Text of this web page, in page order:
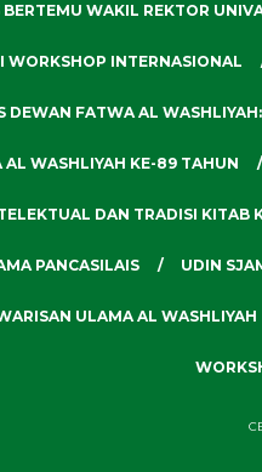
BERTEMU WAKIL REKTOR
WORKSHOP INTERNASIONAL
DEWAN FATWA AL
WASHLIYAH KE-89 TAHUN
DAN TRADISI KITAB
PANCASILAIS UDIN
ULAMA AL WASHLIYAH